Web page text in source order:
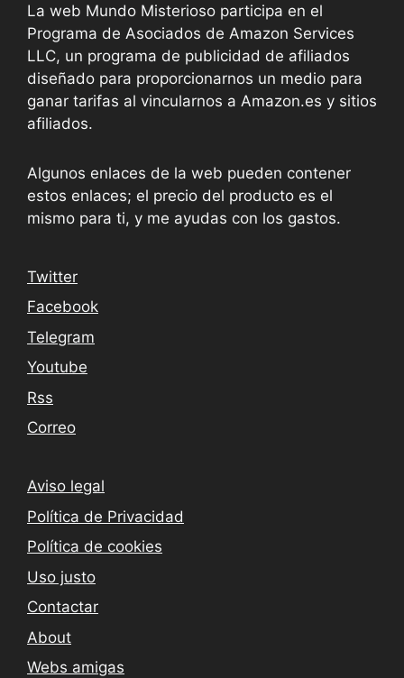
La web Mundo Misterioso participa en el
Programa de Asociados de Amazon Services
LLC, un programa de publicidad de afiliados
diseñado para proporcionarnos un medio para
ganar tarifas al vincularnos a Amazon.es y sitios
afiliados.
Algunos enlaces de la web pueden contener
estos enlaces; el precio del producto es el
mismo para ti, y me ayudas con los gastos.
Twitter
Facebook
Telegram
Youtube
Rss
Correo
Aviso legal
Política de Privacidad
Política de cookies
Uso justo
Contactar
About
Webs amigas